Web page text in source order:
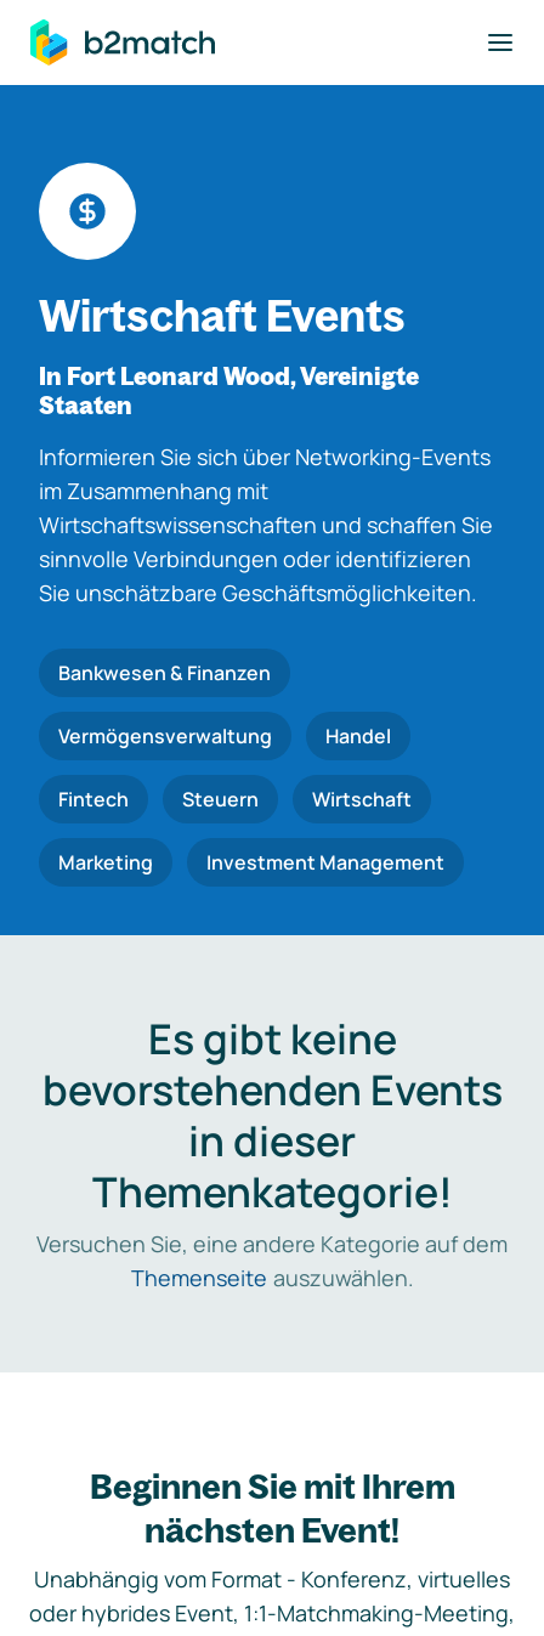
springen
Wirtschaft Events
In Fort Leonard Wood, Vereinigte
Staaten
Informieren Sie sich über Networking-Events
im Zusammenhang mit
Wirtschaftswissenschaften und schaffen Sie
sinnvolle Verbindungen oder identifizieren
Sie unschätzbare Geschäftsmöglichkeiten.
Bankwesen & Finanzen
Vermögensverwaltung Handel
Fintech Steuern Wirtschaft
Marketing Investment Management
Es gibt keine
bevorstehenden Events
in dieser
Themenkategorie!
Versuchen Sie, eine andere Kategorie auf dem
Themenseite auszuwählen.
Beginnen Sie mit Ihrem
nächsten Event!
Unabhängig vom Format - Konferenz, virtuelles
oder hybrides Event, 1:1-Matchmaking-Meeting,